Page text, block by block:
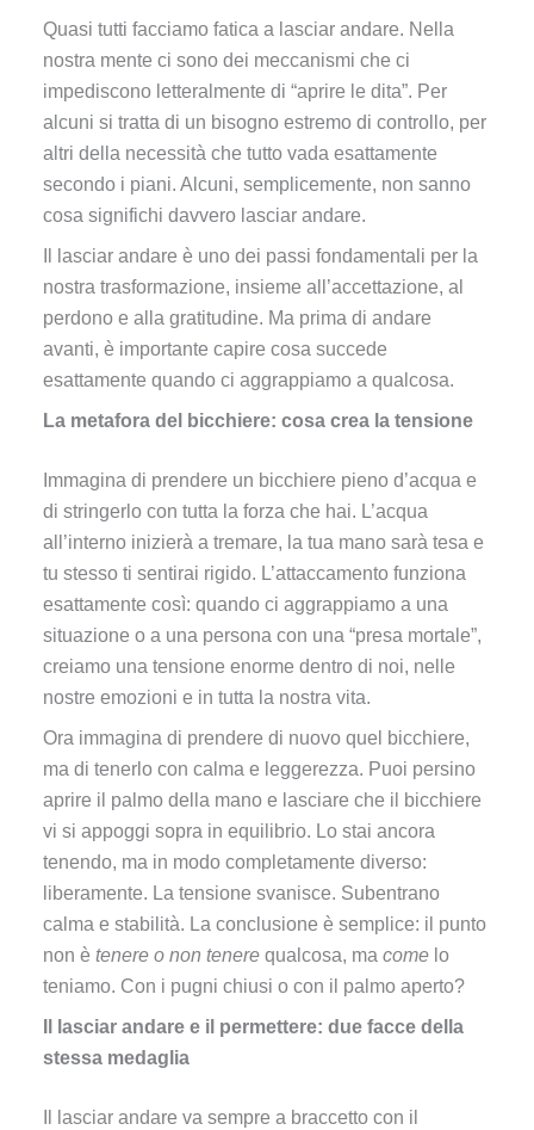
Quasi tutti facciamo fatica a lasciar andare. Nella
nostra mente ci sono dei meccanismi che ci
impediscono letteralmente di “aprire le dita”. Per
alcuni si tratta di un bisogno estremo di controllo, per
altri della necessità che tutto vada esattamente
secondo i piani. Alcuni, semplicemente, non sanno
cosa significhi davvero lasciar andare.
Il lasciar andare è uno dei passi fondamentali per la
nostra trasformazione, insieme all’accettazione, al
perdono e alla gratitudine. Ma prima di andare
avanti, è importante capire cosa succede
esattamente quando ci aggrappiamo a qualcosa.
La metafora del bicchiere: cosa crea la tensione
Immagina di prendere un bicchiere pieno d’acqua e
di stringerlo con tutta la forza che hai. L’acqua
all’interno inizierà a tremare, la tua mano sarà tesa e
tu stesso ti sentirai rigido. L’attaccamento funziona
esattamente così: quando ci aggrappiamo a una
situazione o a una persona con una “presa mortale”,
creiamo una tensione enorme dentro di noi, nelle
nostre emozioni e in tutta la nostra vita.
Ora immagina di prendere di nuovo quel bicchiere,
ma di tenerlo con calma e leggerezza. Puoi persino
aprire il palmo della mano e lasciare che il bicchiere
vi si appoggi sopra in equilibrio. Lo stai ancora
tenendo, ma in modo completamente diverso:
liberamente. La tensione svanisce. Subentrano
calma e stabilità. La conclusione è semplice: il punto
non è tenere o non tenere qualcosa, ma come lo
teniamo. Con i pugni chiusi o con il palmo aperto?
Il lasciar andare e il permettere: due facce della
stessa medaglia
Il lasciar andare va sempre a braccetto con il